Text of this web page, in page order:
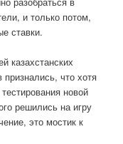
и только потом,
ставки.
казахстанских
признались, что хотя
новой
решились на игру
это мостик к